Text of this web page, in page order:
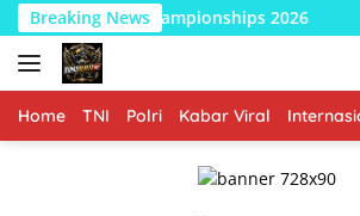
Langsung
ke
konten
Breaking News
Championships 2026 Jelang
Home TNI Polri Kabar Viral